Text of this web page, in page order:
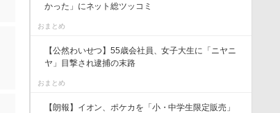
かった」にネット総ツッコミ
おまとめ
【公然わいせつ】55歳会社員、女子大生に「ニヤニ
ヤ」目撃され逮捕の末路
おまとめ
【朗報】イオン、ポケカを「小・中学生限定販売」